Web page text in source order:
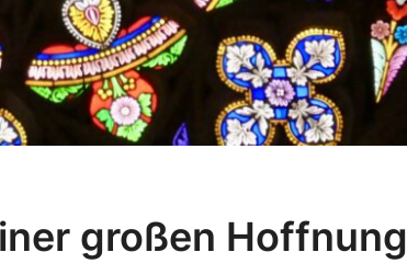
einer
großen Hoffnung